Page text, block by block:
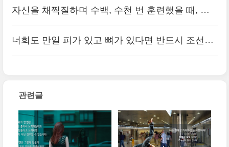
자신을 채찍질하며 수백, 수천 번 훈련했을 때, 신
너희도 만일 피가 있고 뼈가 있다면 반드시 조선을
관련글